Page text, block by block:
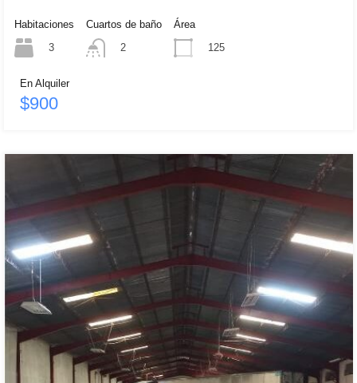
Habitaciones
3
Cuartos de baño
2
Área
125
En Alquiler
$900